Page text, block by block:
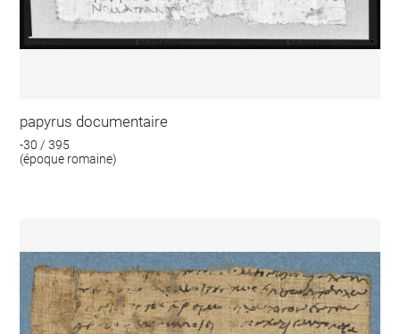
papyrus documentaire
-30 / 395
(époque romaine)